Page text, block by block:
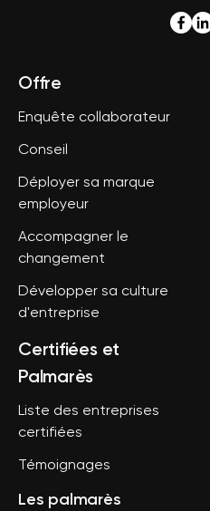
Offre
Enquête collaborateur
Conseil
Déployer sa marque
employeur
Accompagner le
changement
Développer sa culture
d'entreprise
Certifiées et
Palmarès
Liste des entreprises
certifiées
Témoignages
Les palmarès